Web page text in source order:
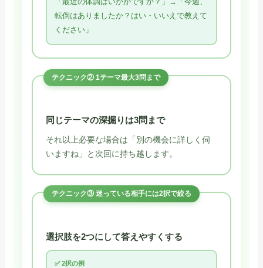
転倒はありましたか？はい・いいえで教えて
ください」
テクニック② 1テーマ最大3問まで
同じテーマの深掘りは3問まで
それ以上必要な場合は「別の機会に詳しく伺
いますね」と次回に持ち越します。
テクニック③ 迷っている相手には2択で絞る
選択肢を2つにして答えやすくする
✅ 2択の例